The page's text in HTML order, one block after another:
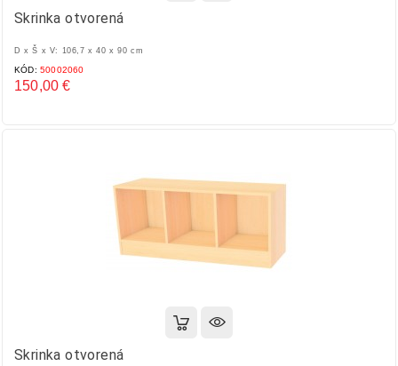
Skrinka otvorená
D x Š x V: 106,7 x 40 x 90 cm
KÓD: 50002060
150,00 €
Skrinka otvorená